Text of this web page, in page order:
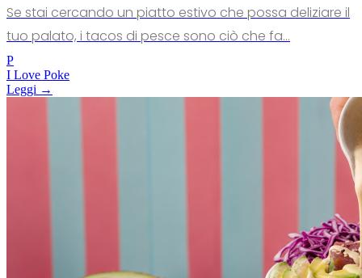
Se stai cercando un piatto estivo che possa deliziare il
tuo palato, i tacos di pesce sono ciò che fa...
P
I Love Poke
Leggi →